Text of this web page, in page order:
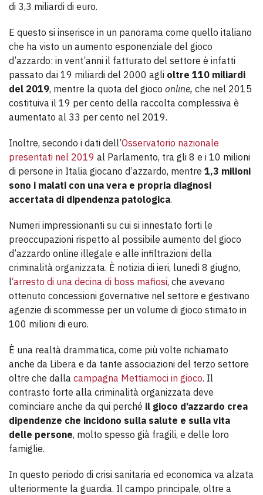
di 3,3 miliardi di euro.
E questo si inserisce in un panorama come quello italiano
che ha visto un aumento esponenziale del gioco
d’azzardo: in vent’anni il fatturato del settore è infatti
passato dai 19 miliardi del 2000 agli oltre 110 miliardi
del 2019, mentre la quota del gioco online, che nel 2015
costituiva il 19 per cento della raccolta complessiva è
aumentato al 33 per cento nel 2019.
Inoltre, secondo i dati dell’Osservatorio nazionale
presentati nel 2019 al Parlamento, tra gli 8 e i 10 milioni
di persone in Italia giocano d’azzardo, mentre 1,3 milioni
sono i malati con una vera e propria diagnosi
accertata di dipendenza patologica.
Numeri impressionanti su cui si innestato forti le
preoccupazioni rispetto al possibile aumento del gioco
d’azzardo online illegale e alle infiltrazioni della
criminalità organizzata. È notizia di ieri, lunedì 8 giugno,
l‘arresto di una decina di boss mafiosi, che avevano
ottenuto concessioni governative nel settore e gestivano
agenzie di scommesse per un volume di gioco stimato in
100 milioni di euro.
È una realtà drammatica, come più volte richiamato
anche da Libera e da tante associazioni del terzo settore
oltre che dalla campagna Mettiamoci in gioco. Il
contrasto forte alla criminalità organizzata deve
cominciare anche da qui perché il gioco d’azzardo crea
dipendenze che incidono sulla salute e sulla vita
delle persone, molto spesso già fragili, e delle loro
famiglie.
In questo periodo di crisi sanitaria ed economica va alzata
ulteriormente la guardia. Il campo principale, oltre a